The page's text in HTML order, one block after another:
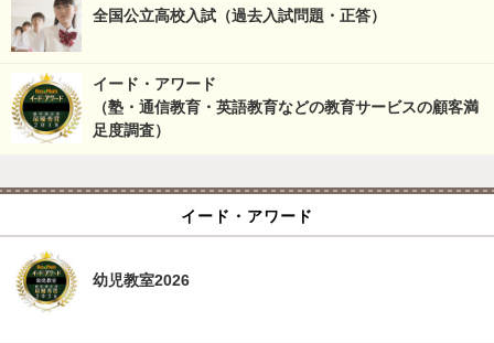
全国公立高校入試（過去入試問題・正答）
イード・アワード
（塾・通信教育・英語教育などの教育サービスの顧客満
足度調査）
イード・アワード
幼児教室2026